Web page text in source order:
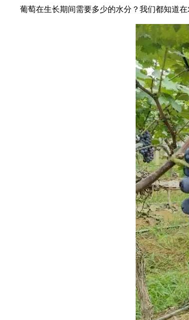
葡萄在生长期间需要多少的水分？我们都知道在